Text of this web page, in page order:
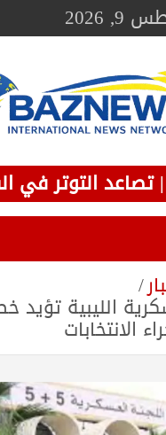
2026
تصاعد التوتر في
الليبية تؤيد
الانتخابات